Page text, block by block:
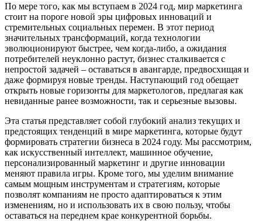
По мере того, как мы вступаем в 2024 год, мир маркетинга
стоит на пороге новой эры цифровых инноваций и
стремительных социальных перемен. В этот период
значительных трансформаций, когда технологии
эволюционируют быстрее, чем когда-либо, а ожидания
потребителей неуклонно растут, бизнес сталкивается с
непростой задачей – оставаться в авангарде, предвосхищая и
даже формируя новые тренды. Наступающий год обещает
открыть новые горизонты для маркетологов, предлагая как
невиданные ранее возможности, так и серьезные вызовы.
Эта статья представляет собой глубокий анализ текущих и
предстоящих тенденций в мире маркетинга, которые будут
формировать стратегии бизнеса в 2024 году. Мы рассмотрим,
как искусственный интеллект, машинное обучение,
персонализированный маркетинг и другие инновации
меняют правила игры. Кроме того, мы уделим внимание
самым мощным инструментам и стратегиям, которые
позволят компаниям не просто адаптироваться к этим
изменениям, но и использовать их в свою пользу, чтобы
оставаться на переднем крае конкурентной борьбы.